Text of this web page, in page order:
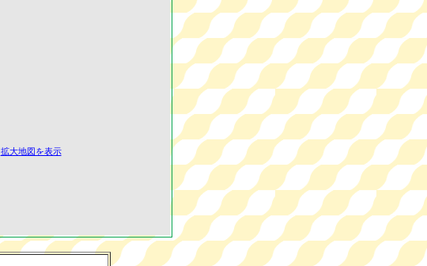
拡大地図を表示